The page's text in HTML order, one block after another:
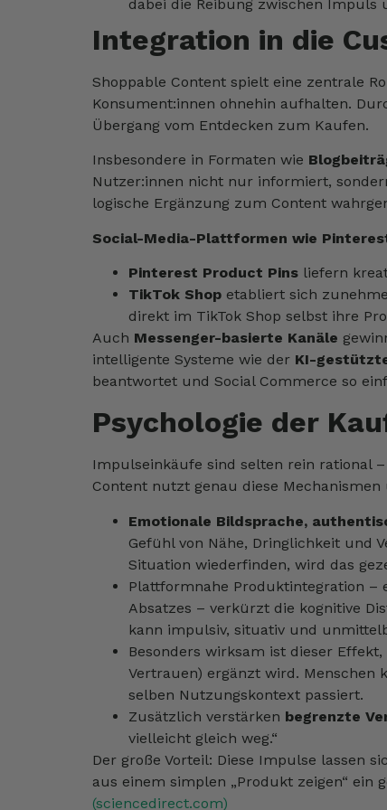
dabei die Reibung zwischen Impuls
Integration in die
Shoppable Content spielt eine zentrale
Konsument:innen ohnehin aufhalten.
Übergang vom Entdecken zum Kaufen.
Insbesondere in Formaten wie
Nutzer:innen nicht nur informiert,
logische Ergänzung zum Content
Social-Media-Plattformen wie
Pinterest Product Pins liefern
TikTok Shop etabliert sich
direkt im TikTok Shop selbst ihre
Auch Messenger-basierte Kanäle
intelligente Systeme wie der KI-
beantwortet und Social Commerce so
Psychologie der
Impulseinkäufe sind selten rein rational
Content nutzt genau diese
Emotionale Bildsprache,
Gefühl von Nähe, Dringlichkeit und
Situation wiederfinden, wird das
Plattformnahe Produktintegration –
Absatzes – verkürzt die kognitive
kann impulsiv, situativ und
Besonders wirksam ist dieser
Vertrauen) ergänzt wird. Menschen
selben Nutzungskontext passiert.
Zusätzlich verstärken begrenzte
vielleicht gleich weg.“
Der große Vorteil: Diese Impulse lassen
aus einem simplen „Produkt zeigen“ ein
(sciencedirect.com)